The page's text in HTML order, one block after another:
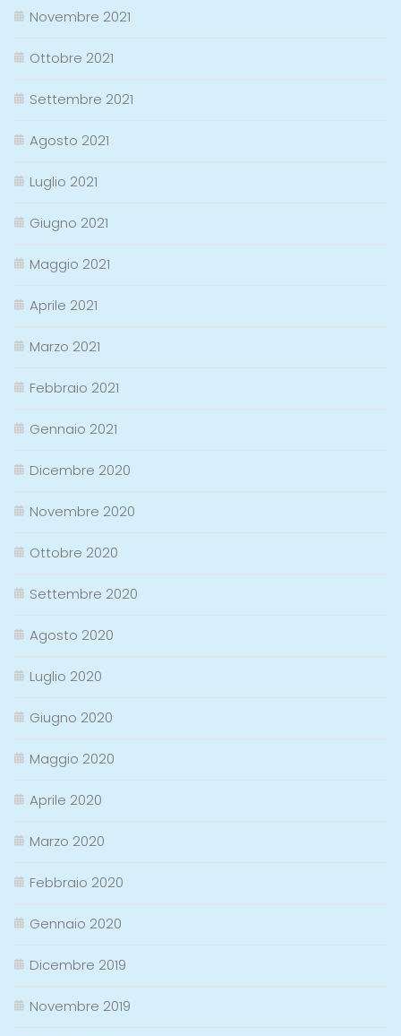
Novembre 2021
Ottobre 2021
Settembre 2021
Agosto 2021
Luglio 2021
Giugno 2021
Maggio 2021
Aprile 2021
Marzo 2021
Febbraio 2021
Gennaio 2021
Dicembre 2020
Novembre 2020
Ottobre 2020
Settembre 2020
Agosto 2020
Luglio 2020
Giugno 2020
Maggio 2020
Aprile 2020
Marzo 2020
Febbraio 2020
Gennaio 2020
Dicembre 2019
Novembre 2019